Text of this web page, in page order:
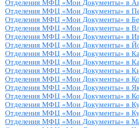
Отделения МФЦ «Мои Документы» в
Отделения МФЦ «Мои Документы» в
Отделения МФЦ «Мои Документы» в
Отделения МФЦ «Мои Документы» в
Отделения МФЦ «Мои Документы» в
Отделения МФЦ «Мои Документы» в
Отделения МФЦ «Мои Документы» в
Отделения МФЦ «Мои Документы» в
Отделения МФЦ «Мои Документы» в
Отделения МФЦ «Мои Документы» в
Отделения МФЦ «Мои Документы» в
Отделения МФЦ «Мои Документы» в
Отделения МФЦ «Мои Документы» в
Отделения МФЦ «Мои Документы» в
Отделения МФЦ «Мои Документы» в